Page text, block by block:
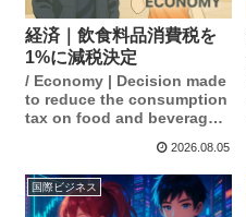
経済｜飲食料品消費税を
1%に減税決定
/ Economy | Decision made
to reduce the consumption
tax on food and beverages
2026.08.05
国際ビジネス